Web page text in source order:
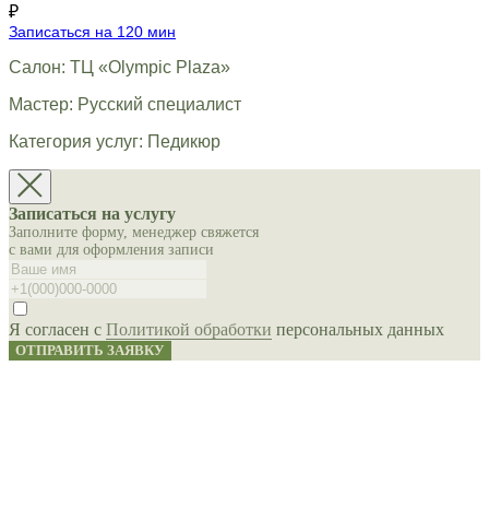
₽
Записаться на 120 мин
Салон: ТЦ «Olympic Plaza»
Мастер: Русский специалист
Категория услуг: Педикюр
Записаться на услугу
Заполните форму, менеджер свяжется
с вами для оформления записи
Я согласен с Политикой обработки персональных данных
ОТПРАВИТЬ ЗАЯВКУ